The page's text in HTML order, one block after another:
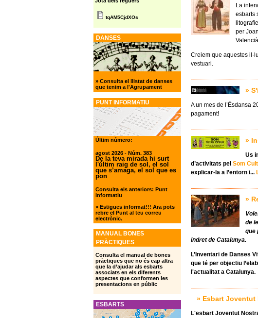
La
esbarts
per
Creiem que aquestes
vestuari.
»
A un mes de l’Ésdansa
pagament!
»
Us
d’activitats pel Som
explicar-la a l’entorn i...
»
de
que
indret de Catalunya.
L’Inventari de Danses
que té per objectiu
l'actualitat a Catalunya.
» Esbart Joventut
L'esbart Joventut
tqAM5CjdXOs
DANSES
»Consulta el llistat de danses
que tenim a l'Agrupament
PUNT INFORMATIU
Últim número:
agost 2026 - Núm. 383
De la teva mirada hi surt
l'últim raig de sol, el sol
que s’amaga, el sol que es
pon
Consulta els anteriors: Punt
informatiu
»Estigues informat!!! Ara pots
rebre el Punt al teu correu
electrònic.
MANUAL BONES
PRÀCTIQUES
Consulta el manual de bones
pràctiques que no és cap altra
que la d’ajudar als esbarts
associats en els diferents
aspectes que conformen les
presentacions en públic
ESBARTS